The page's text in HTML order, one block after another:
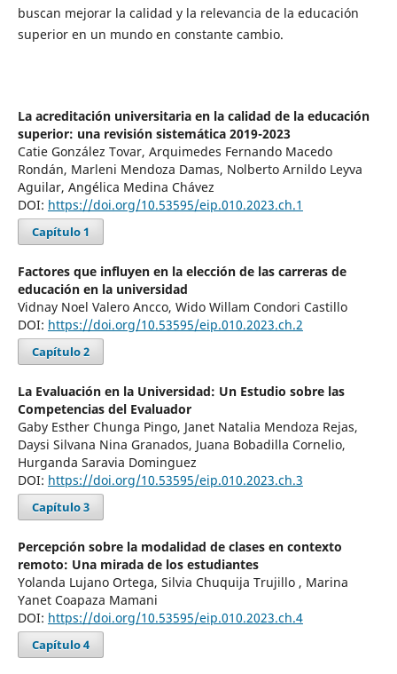
buscan mejorar la calidad y la relevancia de la educación
superior en un mundo en constante cambio.
La acreditación universitaria en la calidad de la educación
superior: una revisión sistemática 2019-2023
Catie González Tovar, Arquimedes Fernando Macedo
Rondán, Marleni Mendoza Damas, Nolberto Arnildo Leyva
Aguilar, Angélica Medina Chávez
DOI: https://doi.org/10.53595/eip.010.2023.ch.1
Capítulo 1
Factores que influyen en la elección de las carreras de
educación en la universidad
Vidnay Noel Valero Ancco, Wido Willam Condori Castillo
DOI: https://doi.org/10.53595/eip.010.2023.ch.2
Capítulo 2
La Evaluación en la Universidad: Un Estudio sobre las
Competencias del Evaluador
Gaby Esther Chunga Pingo, Janet Natalia Mendoza Rejas,
Daysi Silvana Nina Granados, Juana Bobadilla Cornelio,
Hurganda Saravia Dominguez
DOI: https://doi.org/10.53595/eip.010.2023.ch.3
Capítulo 3
Percepción sobre la modalidad de clases en contexto
remoto: Una mirada de los estudiantes
Yolanda Lujano Ortega, Silvia Chuquija Trujillo , Marina
Yanet Coapaza Mamani
DOI: https://doi.org/10.53595/eip.010.2023.ch.4
Capítulo 4